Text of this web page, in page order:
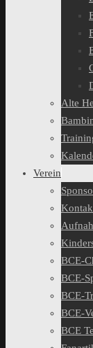
Alte
Verein
BCE-
BCE-
BCE-
BCE-
BCE